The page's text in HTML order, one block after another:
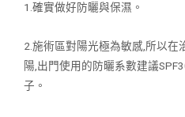
1.確實做好防曬與保濕。
2.施術區對陽光極為敏感,所以在
陽,出門使用的防曬系數建議
子。